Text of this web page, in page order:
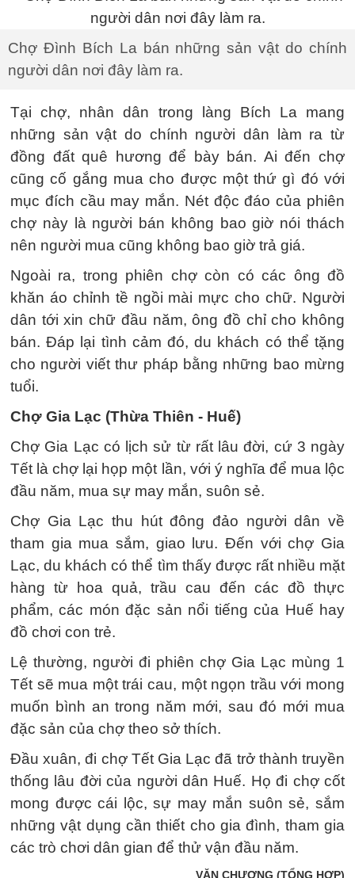
Chợ Đình Bích La bán những sản vật do chính
người dân nơi đây làm ra.
Tại chợ, nhân dân trong làng Bích La mang
những sản vật do chính người dân làm ra từ
đồng đất quê hương để bày bán. Ai đến chợ
cũng cố gắng mua cho được một thứ gì đó với
mục đích cầu may mắn. Nét độc đáo của phiên
chợ này là người bán không bao giờ nói thách
nên người mua cũng không bao giờ trả giá.
Ngoài ra, trong phiên chợ còn có các ông đồ
khăn áo chỉnh tề ngồi mài mực cho chữ. Người
dân tới xin chữ đầu năm, ông đồ chỉ cho không
bán. Đáp lại tình cảm đó, du khách có thể tặng
cho người viết thư pháp bằng những bao mừng
tuổi.
Chợ Gia Lạc (Thừa Thiên - Huế)
Chợ Gia Lạc có lịch sử từ rất lâu đời, cứ 3 ngày
Tết là chợ lại họp một lần, với ý nghĩa để mua lộc
đầu năm, mua sự may mắn, suôn sẻ.
Chợ Gia Lạc thu hút đông đảo người dân về
tham gia mua sắm, giao lưu. Đến với chợ Gia
Lạc, du khách có thể tìm thấy được rất nhiều mặt
hàng từ hoa quả, trầu cau đến các đồ thực
phẩm, các món đặc sản nổi tiếng của Huế hay
đồ chơi con trẻ.
Lệ thường, người đi phiên chợ Gia Lạc mùng 1
Tết sẽ mua một trái cau, một ngọn trầu với mong
muốn bình an trong năm mới, sau đó mới mua
đặc sản của chợ theo sở thích.
Đầu xuân, đi chợ Tết Gia Lạc đã trở thành truyền
thống lâu đời của người dân Huế. Họ đi chợ cốt
mong được cái lộc, sự may mắn suôn sẻ, sắm
những vật dụng cần thiết cho gia đình, tham gia
các trò chơi dân gian để thử vận đầu năm.
VĂN CHƯƠNG (TỔNG HỢP)